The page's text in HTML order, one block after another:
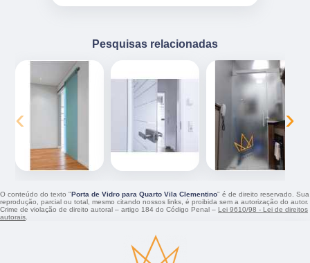
Pesquisas relacionadas
‹ ›
O conteúdo do texto "Porta de Vidro para Quarto Vila Clementino" é de direito reservado. Sua
reprodução, parcial ou total, mesmo citando nossos links, é proibida sem a autorização do autor.
Crime de violação de direito autoral – artigo 184 do Código Penal – Lei 9610/98 - Lei de direitos
autorais